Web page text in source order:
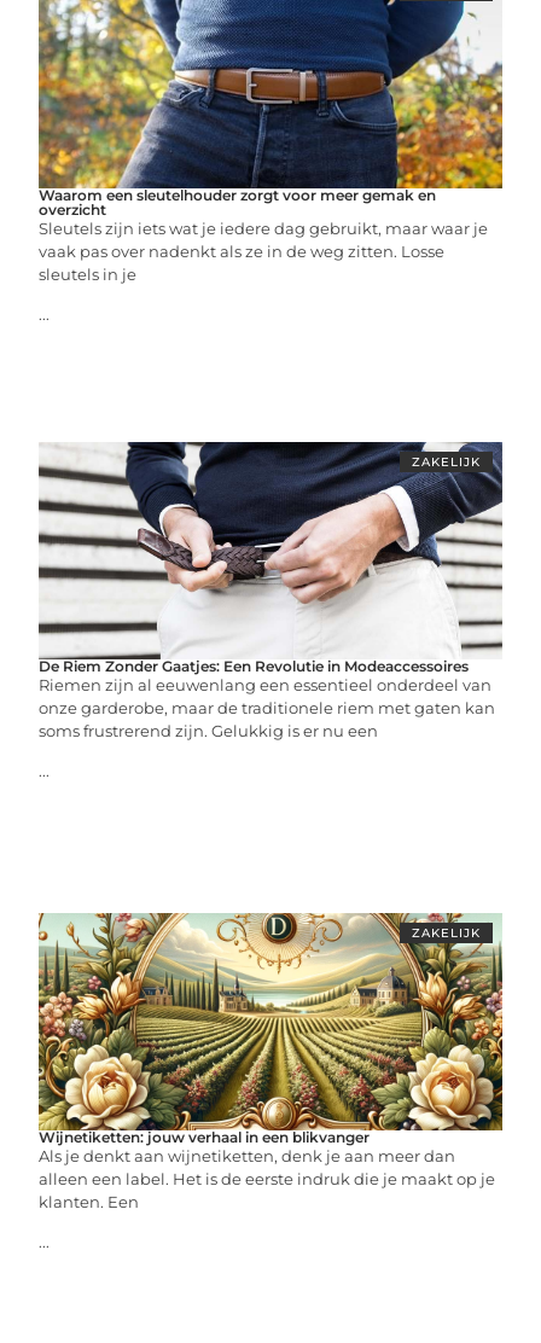
Waarom een sleutelhouder zorgt voor meer gemak en
overzicht
Sleutels zijn iets wat je iedere dag gebruikt, maar waar je
vaak pas over nadenkt als ze in de weg zitten. Losse
sleutels in je
...
ZAKELIJK
De Riem Zonder Gaatjes: Een Revolutie in Modeaccessoires
Riemen zijn al eeuwenlang een essentieel onderdeel van
onze garderobe, maar de traditionele riem met gaten kan
soms frustrerend zijn. Gelukkig is er nu een
...
ZAKELIJK
Wijnetiketten: jouw verhaal in een blikvanger
Als je denkt aan wijnetiketten, denk je aan meer dan
alleen een label. Het is de eerste indruk die je maakt op je
klanten. Een
...